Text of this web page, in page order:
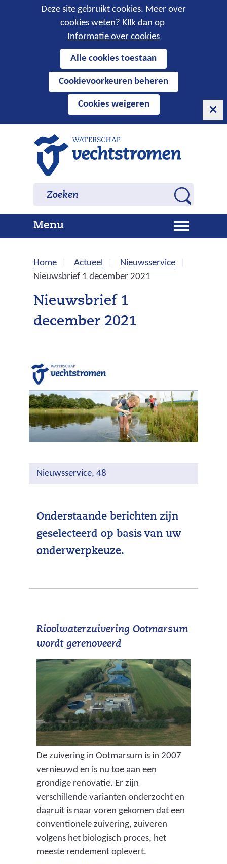
Cookies
toestaan?
Deze site gebruikt cookies. Meer over
cookies weten? Kllk dan op
Informatie over cookies
cookies
deze
website
worden
toegestaan
geweigerd.
Alle cookies toestaan
Cookievoorkeuren beheren
Cookies weigeren
naar
o
e
k
e
n
Zoeken Zoeken
MenuU
i
l
p
e
Home Actueel
Nieuwsservice
Nieuwsbrief 1 december 2021
Nieuwsbrief 1
december 2021
Nieuwsservice, 48
Onderstaande berichten zijn
geselecteerd op basis van uw
onderwerpkeuze.
Rioolwaterzuivering Ootmarsum
wordt gerenoveerd
De zuivering in Ootmarsum is in 2007
vernieuwd en is nu toe aan een
grondige renovatie. Er zijn
verschillende varianten onderzocht en
daaruit is naar voren gekomen dat een
conventionele zuivering, zuiveren
volgens het biologisch proces, het
meeste rendement oplevert.